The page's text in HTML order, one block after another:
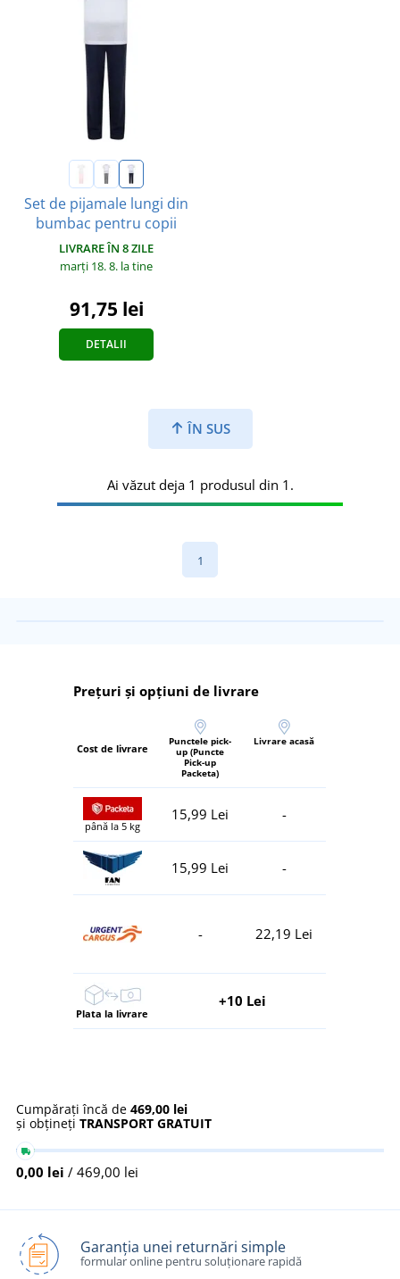
Set de pijamale lungi din
bumbac pentru copii
LIVRARE ÎN 8 ZILE
marți 18. 8. la tine
91,75 lei
DETALII
ÎN SUS
Ai văzut deja 1 produsul din 1.
1
Prețuri și opțiuni de livrare
Cost de livrare
Punctele pick-
up (Puncte
Pick-up
Packeta)
Livrare acasă
până la 5 kg
15,99 Lei -
15,99 Lei -
- 22,19 Lei
Plata la livrare
+10 Lei
Cumpărați încă de 469,00 lei
și obțineți TRANSPORT GRATUIT
0,00 lei / 469,00 lei
Garanția unei returnări simple
formular online pentru soluționare rapidă